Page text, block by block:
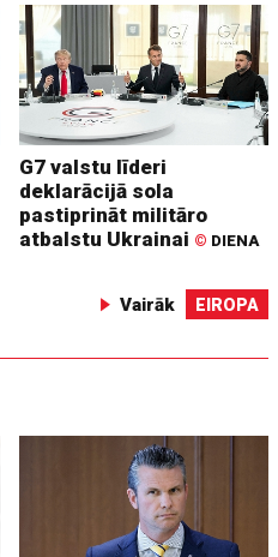
G7 valstu līderi
deklarācijā sola
pastiprināt militāro
atbalstu Ukrainai © DIENA
Vairāk EIROPA